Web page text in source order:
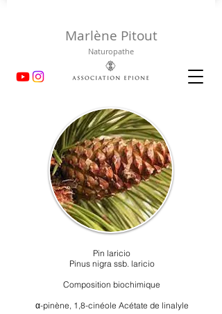
Marlène Pitout
Naturopathe
Pin laricio
Pinus nigra ssb. laricio
Composition biochimique
α-pinène, 1,8-cinéole Acétate de linalyle